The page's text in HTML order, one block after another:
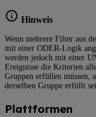
Hinweis
Wenn mehrere Filter aus
mit einer ODER-Logik
werden jedoch mit einer
Ereignisse die Kriterien
Gruppen erfüllen müssen,
derselben Gruppe erfüllt
Plattformen